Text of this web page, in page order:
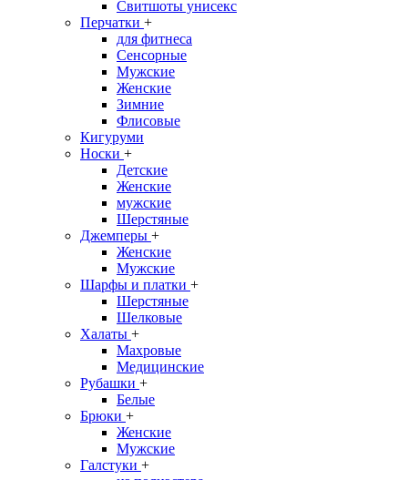
Свитшоты унисекс
Перчатки +
для фитнеса
Сенсорные
Мужские
Женские
Зимние
Флисовые
Кигуруми
Носки +
Детские
Женские
мужские
Шерстяные
Джемперы +
Женские
Мужские
Шарфы и платки +
Шерстяные
Шелковые
Халаты +
Махровые
Медицинские
Рубашки +
Белые
Брюки +
Женские
Мужские
Галстуки +